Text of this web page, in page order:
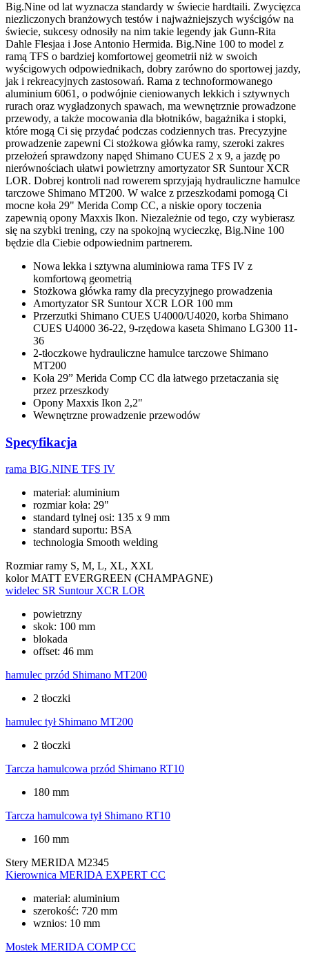
Big.Nine od lat wyznacza standardy w świecie hardtaili. Zwycięzca
niezliczonych branżowych testów i najważniejszych wyścigów na
świecie, sukcesy odnosiły na nim takie legendy jak Gunn-Rita
Dahle Flesjaa i Jose Antonio Hermida. Big.Nine 100 to model z
ramą TFS o bardziej komfortowej geometrii niż w swoich
wyścigowych odpowiednikach, dobry zarówno do sportowej jazdy,
jak i rekreacyjnych zastosowań. Rama z technoformowanego
aluminium 6061, o podwójnie cieniowanych lekkich i sztywnych
rurach oraz wygładzonych spawach, ma wewnętrznie prowadzone
przewody, a także mocowania dla błotników, bagażnika i stopki,
które mogą Ci się przydać podczas codziennych tras. Precyzyjne
prowadzenie zapewni Ci stożkowa główka ramy, szeroki zakres
przełożeń sprawdzony napęd Shimano CUES 2 x 9, a jazdę po
nierównościach ułatwi powietrzny amortyzator SR Suntour XCR
LOR. Dobrej kontroli nad rowerem sprzyjają hydrauliczne hamulce
tarczowe Shimano MT200. W walce z przeszkodami pomogą Ci
mocne koła 29" Merida Comp CC, a niskie opory toczenia
zapewnią opony Maxxis Ikon. Niezależnie od tego, czy wybierasz
się na szybki trening, czy na spokojną wycieczkę, Big.Nine 100
będzie dla Ciebie odpowiednim partnerem.
Nowa lekka i sztywna aluminiowa rama TFS IV z
komfortową geometrią
Stożkowa główka ramy dla precyzyjnego prowadzenia
Amortyzator SR Suntour XCR LOR 100 mm
Przerzutki Shimano CUES U4000/U4020, korba Shimano
CUES U4000 36-22, 9-rzędowa kaseta Shimano LG300 11-
36
2-tłoczkowe hydrauliczne hamulce tarczowe Shimano
MT200
Koła 29” Merida Comp CC dla łatwego przetaczania się
przez przeszkody
Opony Maxxis Ikon 2,2"
Wewnętrzne prowadzenie przewodów
Specyfikacja
rama BIG.NINE TFS IV
materiał: aluminium
rozmiar koła: 29"
standard tylnej osi: 135 x 9 mm
standard suportu: BSA
technologia Smooth welding
Rozmiar ramy S, M, L, XL, XXL
kolor MATT EVERGREEN (CHAMPAGNE)
widelec SR Suntour XCR LOR
powietrzny
skok: 100 mm
blokada
offset: 46 mm
hamulec przód Shimano MT200
2 tłoczki
hamulec tył Shimano MT200
2 tłoczki
Tarcza hamulcowa przód Shimano RT10
180 mm
Tarcza hamulcowa tył Shimano RT10
160 mm
Stery MERIDA M2345
Kierownica MERIDA EXPERT CC
materiał: aluminium
szerokość: 720 mm
wznios: 10 mm
Mostek MERIDA COMP CC